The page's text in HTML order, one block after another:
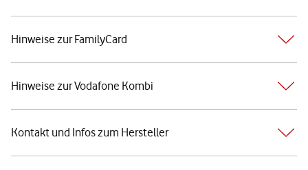
Hinweise zur FamilyCard
Hinweise zur Vodafone Kombi
Kontakt und Infos zum Hersteller